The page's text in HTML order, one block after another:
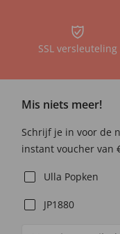
SSL versleuteling
Mis niets meer!
Schrijf je in voor de
instant voucher van
Ulla Popken
JP1880